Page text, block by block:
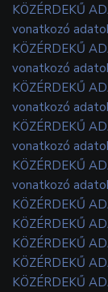
KÖZÉRDEKŰ
vonatkozó
KÖZÉRDEKŰ
vonatkozó
KÖZÉRDEKŰ
vonatkozó
KÖZÉRDEKŰ
vonatkozó
KÖZÉRDEKŰ
vonatkozó
KÖZÉRDEKŰ
KÖZÉRDEKŰ
KÖZÉRDEKŰ
KÖZÉRDEKŰ
KÖZÉRDEKŰ